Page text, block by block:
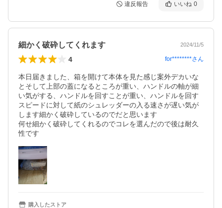
違反報告 いいね 0
細かく破砕してくれます 2024/11/5
4 for********さん
本日届きました、箱を開けて本体を見た感じ案外デカいな
とそして上部の蓋になるところが重い、ハンドルの軸が細
い気がする、ハンドルを回すことが重い、ハンドルを回す
スピードに対して紙のシュレッダーの入る速さが遅い気が
します細かく破砕しているのでだと思います
何せ細かく破砕してくれるのでコレを選んだので後は耐久
性です
購入したストア